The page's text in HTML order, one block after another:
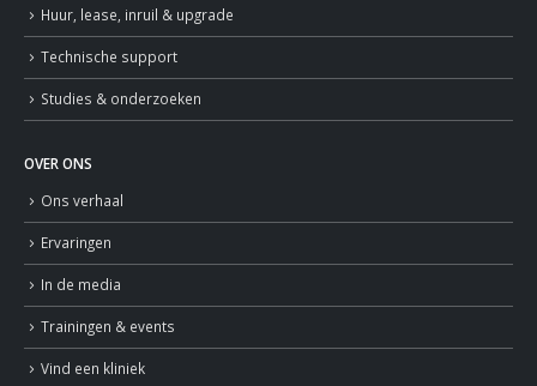
Huur, lease, inruil & upgrade
Technische support
Studies & onderzoeken
OVER ONS
Ons verhaal
Ervaringen
In de media
Trainingen & events
Vind een kliniek